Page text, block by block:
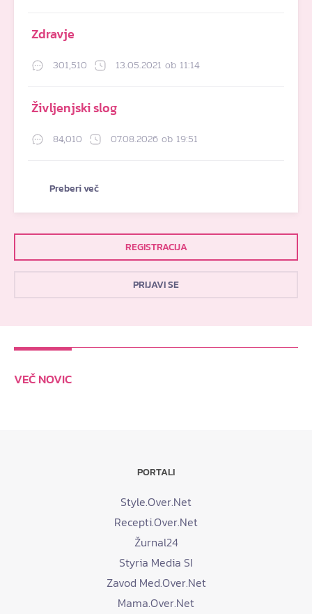
Zdravje
301,510 13.05.2021 ob 11:14
Življenjski slog
84,010 07.08.2026 ob 19:51
Preberi več
REGISTRACIJA
PRIJAVI SE
VEČ NOVIC
PORTALI
Style.Over.Net
Recepti.Over.Net
Žurnal24
Styria Media SI
Zavod Med.Over.Net
Mama.Over.Net